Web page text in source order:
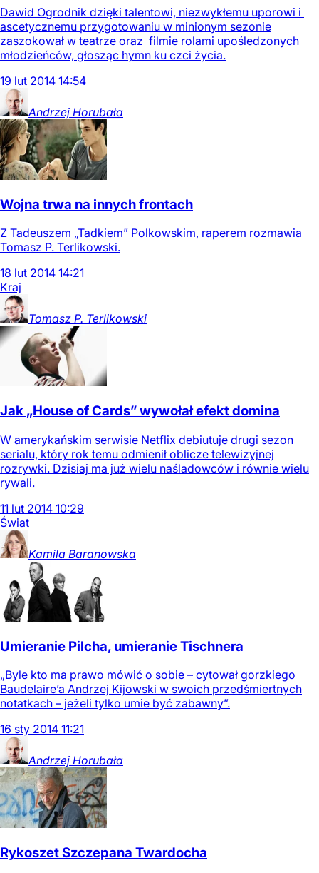
Dawid Ogrodnik dzięki talentowi, niezwykłemu uporowi i
ascetycznemu przygotowaniu w minionym sezonie
zaszokował w teatrze oraz filmie rolami upośledzonych
młodzieńców, głosząc hymn ku czci życia.
19 lut 2014 14:54
Andrzej Horubała
Wojna trwa na innych frontach
Z Tadeuszem „Tadkiem” Polkowskim, raperem rozmawia
Tomasz P. Terlikowski.
18 lut 2014 14:21
Kraj
Tomasz P. Terlikowski
Jak „House of Cards” wywołał efekt domina
W amerykańskim serwisie Netflix debiutuje drugi sezon
serialu, który rok temu odmienił oblicze telewizyjnej
rozrywki. Dzisiaj ma już wielu naśladowców i równie wielu
rywali.
11 lut 2014 10:29
Świat
Kamila Baranowska
Umieranie Pilcha, umieranie Tischnera
„Byle kto ma prawo mówić o sobie – cytował gorzkiego
Baudelaire’a Andrzej Kijowski w swoich przedśmiertnych
notatkach – jeżeli tylko umie być zabawny”.
16 sty 2014 11:21
Andrzej Horubała
Rykoszet Szczepana Twardocha